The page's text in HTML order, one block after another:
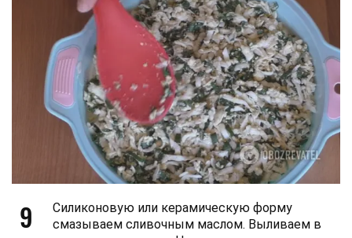
9
Силиконовую или керамическую форму
смазываем сливочным маслом. Выливаем в